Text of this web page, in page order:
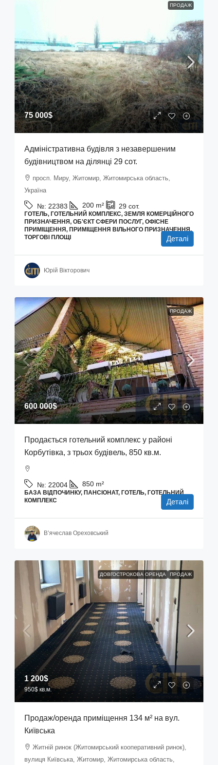
ПРОДАЖ
75 000$
Адміністративна будівля з незавершеним
будівництвом на ділянці 29 сот.
просп. Миру, Житомир, Житомирська область,
Україна
№: 22383 200 m² 29 сот.
ГОТЕЛЬ, ГОТЕЛЬНИЙ КОМПЛЕКС, ЗЕМЛЯ КОМЕРЦІЙНОГО
ПРИЗНАЧЕННЯ, ОБ'ЄКТ СФЕРИ ПОСЛУГ, ОФІСНЕ
ПРИМІЩЕННЯ, ПРИМІЩЕННЯ ВІЛЬНОГО ПРИЗНАЧЕННЯ,
ТОРГОВІ ПЛОЩІ
Деталі
Юрій Вікторович
ПРОДАЖ
600 000$
Продається готельний комплекс у районі
Корбутівка, з трьох будівель, 850 кв.м.
№: 22004 850 m²
БАЗА ВІДПОЧИНКУ, ПАНСІОНАТ, ГОТЕЛЬ, ГОТЕЛЬНИЙ
КОМПЛЕКС
Деталі
В’ячеслав Ореховський
ДОВГОСТРОКОВА ОРЕНДА ПРОДАЖ
1 200$
950$ кв.м.
Продаж/оренда приміщення 134 м² на вул.
Київська
Житній ринок (Житомирський кооперативний ринок),
вулиця Київська, Житомир, Житомирська область,